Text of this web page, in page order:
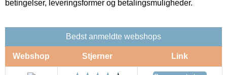
betingelser, leveringsformer og betalingsmuligheder.
Bedst anmeldte webshops
Webshop Stjerner Link